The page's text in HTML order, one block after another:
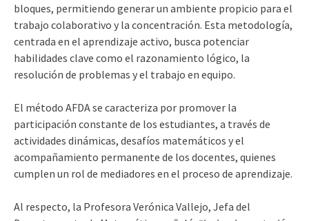
bloques, permitiendo generar un ambiente propicio para el
trabajo colaborativo y la concentración. Esta metodología,
centrada en el aprendizaje activo, busca potenciar
habilidades clave como el razonamiento lógico, la
resolución de problemas y el trabajo en equipo.
El método AFDA se caracteriza por promover la
participación constante de los estudiantes, a través de
actividades dinámicas, desafíos matemáticos y el
acompañamiento permanente de los docentes, quienes
cumplen un rol de mediadores en el proceso de aprendizaje.
Al respecto, la Profesora Verónica Vallejo, Jefa del